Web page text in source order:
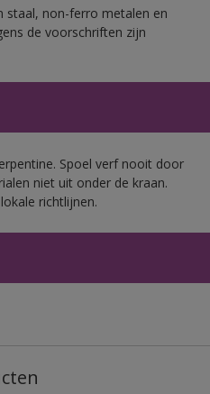
staal, non-ferro metalen en
de voorschriften zijn
Spoel verf nooit door
niet uit onder de kraan.
richtlijnen.